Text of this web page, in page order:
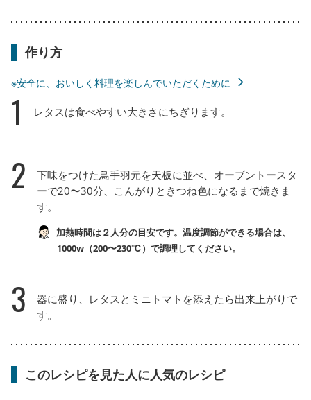
作り方
※安全に、おいしく料理を楽しんでいただくために
1 レタスは食べやすい大きさにちぎります。
2
下味をつけた鳥手羽元を天板に並べ、オーブントースタ
ーで20〜30分、こんがりときつね色になるまで焼きま
す。
加熱時間は２人分の目安です。温度調節ができる場合は、
1000w（200〜230℃）で調理してください。
3
器に盛り、レタスとミニトマトを添えたら出来上がりで
す。
このレシピを見た人に人気のレシピ